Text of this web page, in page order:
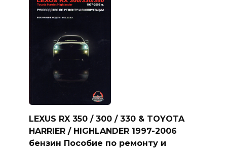
LEXUS RX 350 / 300 / 330 & TOYOTA
HARRIER / HIGHLANDER 1997-2006
бензин Пособие по ремонту и